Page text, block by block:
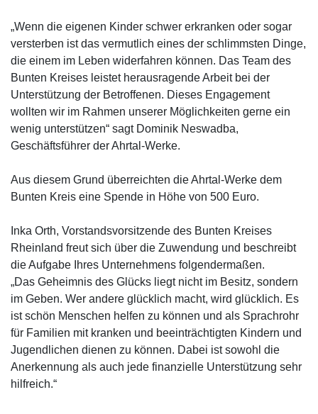
„Wenn die eigenen Kinder schwer erkranken oder sogar
versterben ist das vermutlich eines der schlimmsten Dinge,
die einem im Leben widerfahren können. Das Team des
Bunten Kreises leistet herausragende Arbeit bei der
Unterstützung der Betroffenen. Dieses Engagement
wollten wir im Rahmen unserer Möglichkeiten gerne ein
wenig unterstützen“ sagt Dominik Neswadba,
Geschäftsführer der Ahrtal-Werke.
Aus diesem Grund überreichten die Ahrtal-Werke dem
Bunten Kreis eine Spende in Höhe von 500 Euro.
Inka Orth, Vorstandsvorsitzende des Bunten Kreises
Rheinland freut sich über die Zuwendung und beschreibt
die Aufgabe Ihres Unternehmens folgendermaßen.
„Das Geheimnis des Glücks liegt nicht im Besitz, sondern
im Geben. Wer andere glücklich macht, wird glücklich. Es
ist schön Menschen helfen zu können und als Sprachrohr
für Familien mit kranken und beeinträchtigten Kindern und
Jugendlichen dienen zu können. Dabei ist sowohl die
Anerkennung als auch jede finanzielle Unterstützung sehr
hilfreich.“